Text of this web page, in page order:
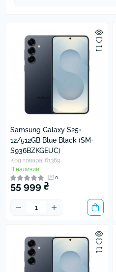
Samsung Galaxy S25+
12/512GB Blue Black (SM-
S936BZKGEUC)
Код товара: 61369
В наличии
0
55 999 ₴